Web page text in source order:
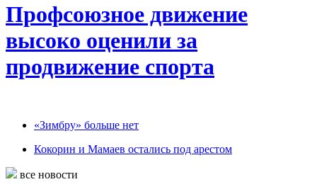
Профсоюзное движение
высоко оценили за
продвижение спорта
«Зимбру» больше нет
Кокорин и Мамаев остались под арестом
все новости